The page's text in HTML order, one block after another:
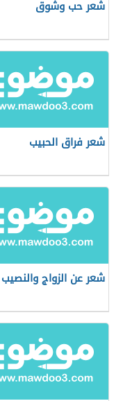
شعر حب وشوق
شعر فراق الحبيب
شعر عن الزواج والنصيب